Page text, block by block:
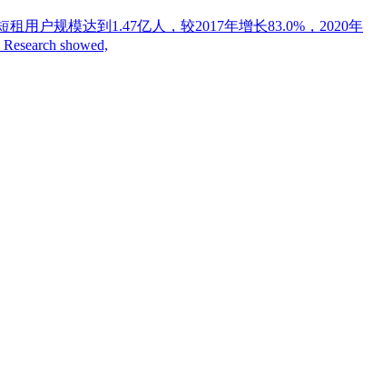
用户规模达到1.47亿人，较2017年增长83.0%，2020年
showed,